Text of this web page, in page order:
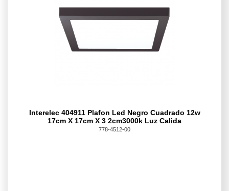
Interelec 404911 Plafon Led Negro Cuadrado 12w
17cm X 17cm X 3 2cm3000k Luz Calida
778-4512-00